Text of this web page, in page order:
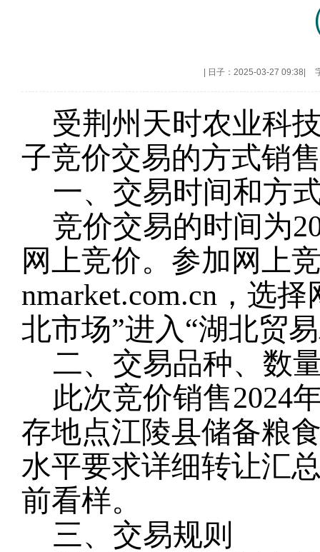
日子：2025-03-27 09:38
受荆州天时农业科
子竞价交易的方式销
一、交易时间和方
竞价交易的时间为
网上竞价。参加网上
nmarket.com.cn，选
北市场”进入“湖北贸
二、交易品种、数
此次竞价销售2024
存地点江陵县储备粮
水平要求详细转让汇
前看样。
三、交易规则